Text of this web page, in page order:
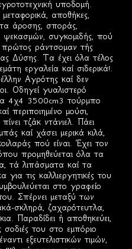
υποδομή.
μεταφορικά, αποθήκες,
άροσης, σποράς,
ψεκασμών, συγκομιδής, πού
ράντσομαν τής
Δύσης. Τα έχει όλα τέλος
εργαλεία καί σιδερικά!.
Αγρότης καί δεν
Οδηγεί γυαλιστερό
4χ4 3500cm3 τούρμπο
περιποιημένο μούσι,
τζάκ ντάνιελ. Πάει
καί χάσει μερικά κιλά,
πού είναι. Έχει τον
προμηθεύεται όλα τα
τά λιπάσματα καί τα
για τις καλλιεργητικές του
στο γραφείο
Σπέρνει μεταξύ των
σκληρά, ζαχαρότευτλα,
Παραδίδει ή αποθηκεύει,
του στο εμπόριο
εξευτελιστικών τιμών,